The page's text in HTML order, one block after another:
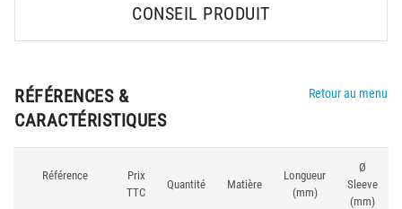
CONSEIL PRODUIT
RÉFÉRENCES &
CARACTÉRISTIQUES
Retour au menu
Référence
Prix
TTC
Quantité Matière
Longueur
(mm)
Ø
Sleeve
(mm)